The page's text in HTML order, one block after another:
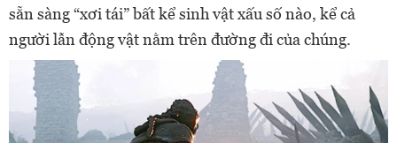
sẵn sàng “xơi tái” bất kể sinh vật xấu số nào, kể cả
người lẫn động vật nằm trên đường đi của chúng.